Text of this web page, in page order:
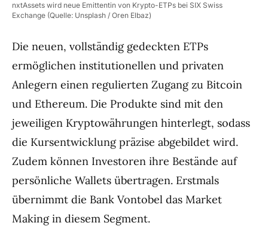
nxtAssets wird neue Emittentin von Krypto-ETPs bei SIX Swiss
Exchange (Quelle: Unsplash / Oren Elbaz)
Die neuen, vollständig gedeckten ETPs
ermöglichen institutionellen und privaten
Anlegern einen regulierten Zugang zu Bitcoin
und Ethereum. Die Produkte sind mit den
jeweiligen Kryptowährungen hinterlegt, sodass
die Kursentwicklung präzise abgebildet wird.
Zudem können Investoren ihre Bestände auf
persönliche Wallets übertragen. Erstmals
übernimmt die Bank Vontobel das Market
Making in diesem Segment.